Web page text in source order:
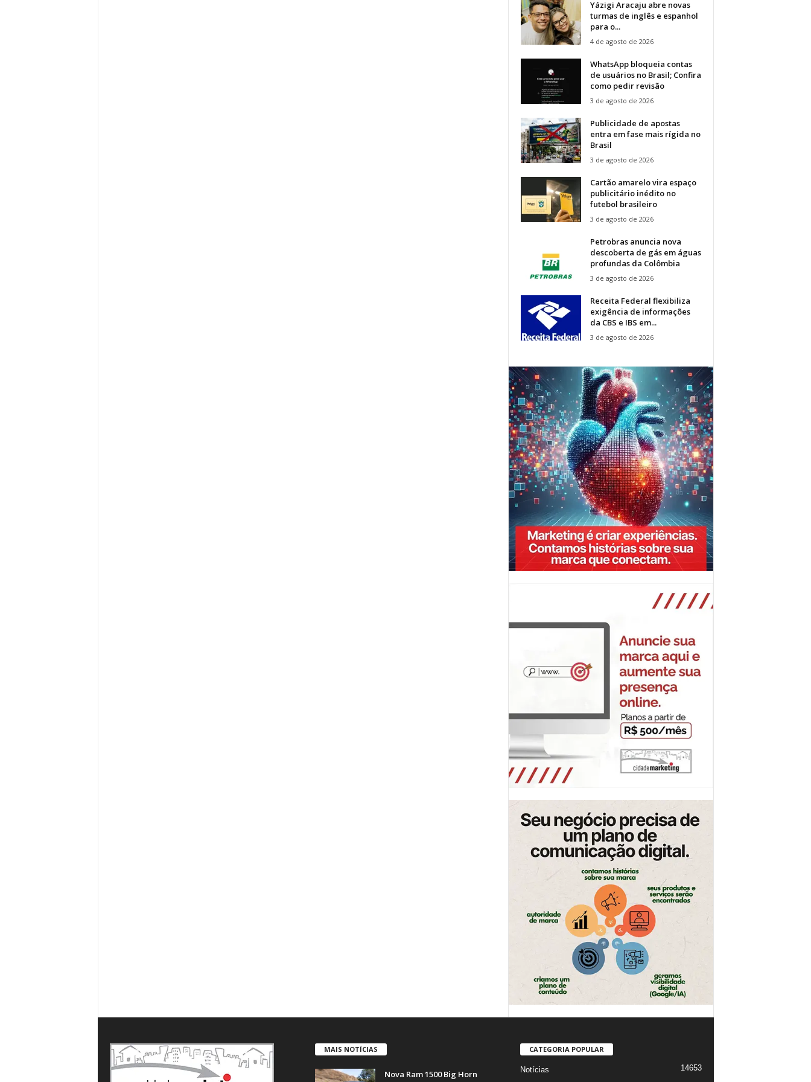
Yázigi Aracaju abre novas
turmas de inglês e espanhol
para o...
4 de agosto de 2026
WhatsApp bloqueia contas
de usuários no Brasil; Confira
como pedir revisão
3 de agosto de 2026
Publicidade de apostas
entra em fase mais rígida no
Brasil
3 de agosto de 2026
Cartão amarelo vira espaço
publicitário inédito no
futebol brasileiro
3 de agosto de 2026
Petrobras anuncia nova
descoberta de gás em águas
profundas da Colômbia
3 de agosto de 2026
Receita Federal flexibiliza
exigência de informações
da CBS e IBS em...
3 de agosto de 2026
MAIS NOTÍCIAS
Nova Ram 1500 Big Horn
CATEGORIA POPULAR
Notícias
14653